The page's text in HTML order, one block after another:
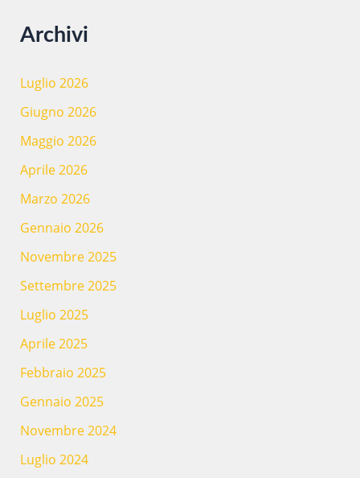
Archivi
Luglio 2026
Giugno 2026
Maggio 2026
Aprile 2026
Marzo 2026
Gennaio 2026
Novembre 2025
Settembre 2025
Luglio 2025
Aprile 2025
Febbraio 2025
Gennaio 2025
Novembre 2024
Luglio 2024